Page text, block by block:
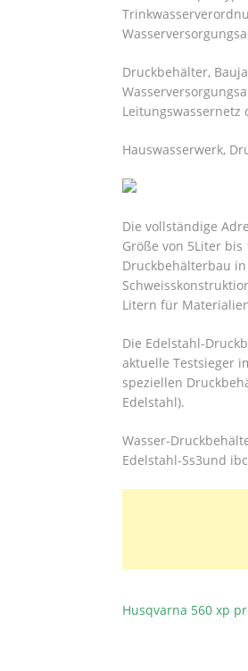
Druckbehälter,
Leitungswassernetz
Hauswasserwerk,
Die vollständige
Größe von 5Liter
Druckbehälterbau
Litern für
Die Edelstahl-
aktuelle Testsieger
speziellen
Edelstahl).
Wasser-
Edelstahl-Ss3und
Husqvarna 560 xp